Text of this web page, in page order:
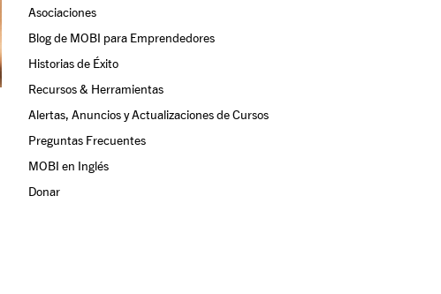
Asociaciones
Blog de MOBI para Emprendedores
Historias de Éxito
Recursos & Herramientas
Alertas, Anuncios y Actualizaciones de Cursos
Preguntas Frecuentes
MOBI en Inglés
Donar